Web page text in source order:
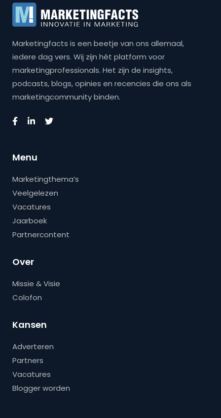
Marketingfacts is een beetje van ons allemaal,
iedere dag vers. Wij zijn hét platform voor
marketingprofessionals. Het zijn de insights,
podcasts, blogs, opinies en recencies die ons als
marketingcommunity binden.
Menu
Marketingthema’s
Veelgelezen
Vacatures
Jaarboek
Partnercontent
Over
Missie & Visie
Colofon
Kansen
Adverteren
Partners
Vacatures
Blogger worden